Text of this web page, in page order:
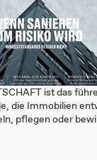
ist das
die Immobilien
pflegen oder